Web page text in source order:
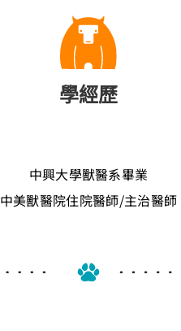
學經歷
中興大學獸醫系畢業
中美獸醫院住院醫師/主治醫師